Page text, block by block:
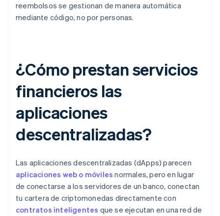
reembolsos se gestionan de manera automática
mediante código, no por personas.
¿Cómo prestan servicios
financieros las
aplicaciones
descentralizadas?
Las aplicaciones descentralizadas (dApps) parecen
aplicaciones web o móviles normales, pero en lugar
de conectarse a los servidores de un banco, conectan
tu cartera de criptomonedas directamente con
contratos inteligentes que se ejecutan en una red de